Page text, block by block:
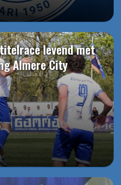
levend met
Almere City